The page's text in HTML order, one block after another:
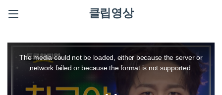
클립영상
The media could not be loaded, either because the server or
network failed or because the format is not supported.